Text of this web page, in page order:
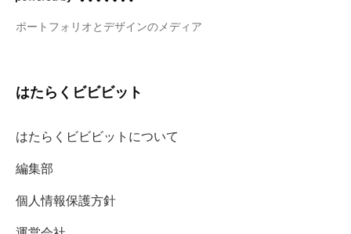
ポートフォリオとデザインのメディア
はたらくビビビット
はたらくビビビットについて
編集部
個人情報保護方針